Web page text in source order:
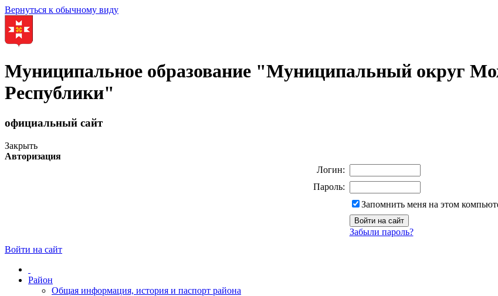
Вернуться к обычному виду
Муниципальное образование "Муниципальный округ
Республики"
официальный сайт
Закрыть
Авторизация
Логин:
Пароль:
Запомнить меня на этом
Забыли пароль?
Войти на сайт
Район
Общая информация, история и паспорт района